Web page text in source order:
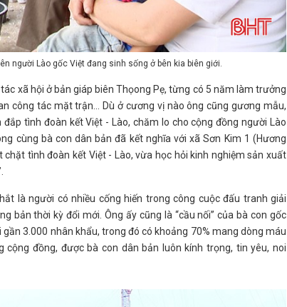
người Lào gốc Việt đang sinh sống ở bên kia biên giới.
xã hội ở bản giáp biên Thọong Pẹ, từng có 5 năm làm trưởng
công tác mặt trận… Dù ở cương vị nào ông cũng gương mẫu,
tình đoàn kết Việt - Lào, chăm lo cho cộng đồng người Lào
cùng bà con dân bản đã kết nghĩa với xã Sơn Kim 1 (Hương
tình đoàn kết Việt - Lào, vừa học hỏi kinh nghiệm sản xuất
là người có nhiều cống hiến trong công cuộc đấu tranh giải
bản thời kỳ đổi mới. Ông ấy cũng là “cầu nối” của bà con gốc
3.000 nhân khẩu, trong đó có khoảng 70% mang dòng máu
đồng, được bà con dân bản luôn kính trọng, tin yêu, noi